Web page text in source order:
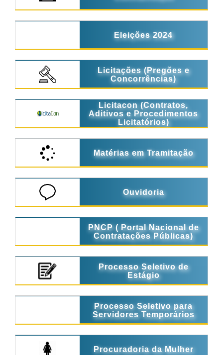
Eleições 2024
Licitações (Pregões e
Concorrências)
Licitacon (Contratos,
Aditivos e Procedimentos
Licitatórios)
Matérias em Tramitação
Ouvidoria
PNCP ( Portal Nacional de
Contratações Públicas)
Processo Seletivo de
Estágio
Processo Seletivo para
Servidores Temporários
Procuradoria da Mulher